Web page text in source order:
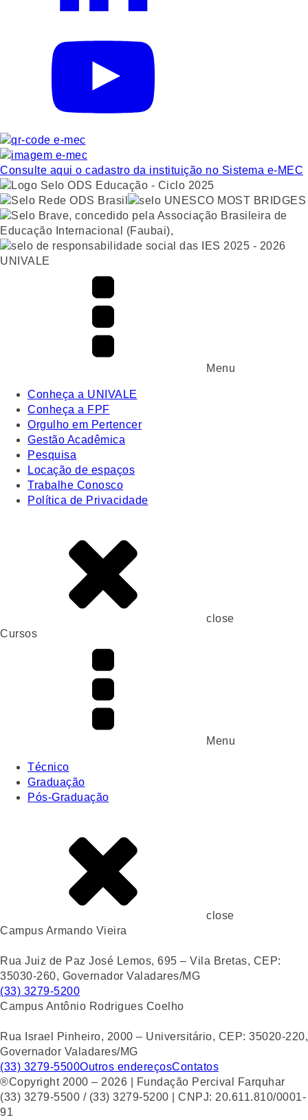
Consulte aqui o cadastro da instituição no Sistema e-MEC
UNIVALE
Menu
Conheça a UNIVALE
Conheça a FPF
Orgulho em Pertencer
Gestão Acadêmica
Pesquisa
Locação de espaços
Trabalhe Conosco
Política de Privacidade
close
Cursos
Menu
Técnico
Graduação
Pós-Graduação
close
Campus Armando Vieira
Rua Juiz de Paz José Lemos, 695 – Vila Bretas, CEP:
35030-260, Governador Valadares/MG
(33) 3279-5200
Campus Antônio Rodrigues Coelho
Rua Israel Pinheiro, 2000 – Universitário, CEP: 35020-220,
Governador Valadares/MG
(33) 3279-5500Outros endereçosContatos
®Copyright 2000 – 2026 | Fundação Percival Farquhar
(33) 3279-5500 / (33) 3279-5200 | CNPJ: 20.611.810/0001-
91